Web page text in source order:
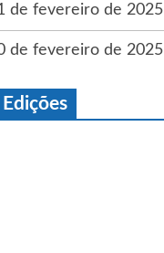
de fevereiro de 2025
de fevereiro de 2025